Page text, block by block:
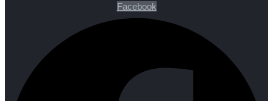
Facebook